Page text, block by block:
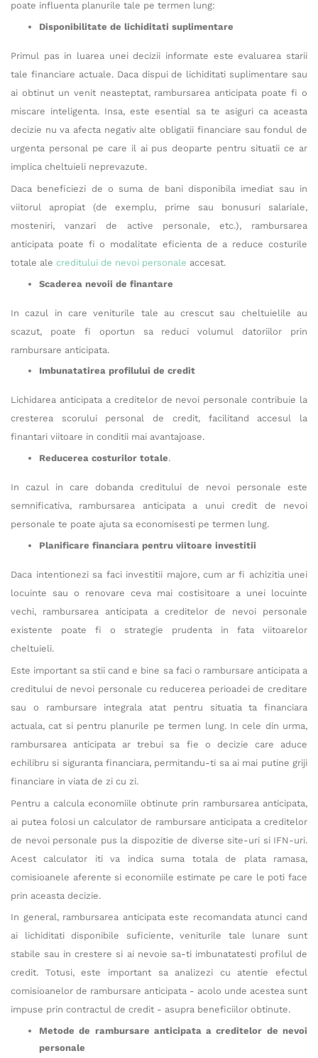
poate influenta planurile tale pe termen lung:
Disponibilitate de lichiditati suplimentare
Primul pas in luarea unei decizii informate este evaluarea starii
tale financiare actuale. Daca dispui de lichiditati suplimentare sau
ai obtinut un venit neasteptat, rambursarea anticipata poate fi o
miscare inteligenta. Insa, este esential sa te asiguri ca aceasta
decizie nu va afecta negativ alte obligatii financiare sau fondul de
urgenta personal pe care il ai pus deoparte pentru situatii ce ar
implica cheltuieli neprevazute.
Daca beneficiezi de o suma de bani disponibila imediat sau in
viitorul apropiat (de exemplu, prime sau bonusuri salariale,
mosteniri, vanzari de active personale, etc.), rambursarea
anticipata poate fi o modalitate eficienta de a reduce costurile
totale ale creditului de nevoi personale accesat.
Scaderea nevoii de finantare
In cazul in care veniturile tale au crescut sau cheltuielile au
scazut, poate fi oportun sa reduci volumul datoriilor prin
rambursare anticipata.
Imbunatatirea profilului de credit
Lichidarea anticipata a creditelor de nevoi personale contribuie la
cresterea scorului personal de credit, facilitand accesul la
finantari viitoare in conditii mai avantajoase.
Reducerea costurilor totale.
In cazul in care dobanda creditului de nevoi personale este
semnificativa, rambursarea anticipata a unui credit de nevoi
personale te poate ajuta sa economisesti pe termen lung.
Planificare financiara pentru viitoare investitii
Daca intentionezi sa faci investitii majore, cum ar fi achizitia unei
locuinte sau o renovare ceva mai costisitoare a unei locuinte
vechi, rambursarea anticipata a creditelor de nevoi personale
existente poate fi o strategie prudenta in fata viitoarelor
cheltuieli.
Este important sa stii cand e bine sa faci o rambursare anticipata a
creditului de nevoi personale cu reducerea perioadei de creditare
sau o rambursare integrala atat pentru situatia ta financiara
actuala, cat si pentru planurile pe termen lung. In cele din urma,
rambursarea anticipata ar trebui sa fie o decizie care aduce
echilibru si siguranta financiara, permitandu-ti sa ai mai putine griji
financiare in viata de zi cu zi.
Pentru a calcula economiile obtinute prin rambursarea anticipata,
ai putea folosi un calculator de rambursare anticipata a creditelor
de nevoi personale pus la dispozitie de diverse site-uri si IFN-uri.
Acest calculator iti va indica suma totala de plata ramasa,
comisioanele aferente si economiile estimate pe care le poti face
prin aceasta decizie.
In general, rambursarea anticipata este recomandata atunci cand
ai lichiditati disponibile suficiente, veniturile tale lunare sunt
stabile sau in crestere si ai nevoie sa-ti imbunatatesti profilul de
credit. Totusi, este important sa analizezi cu atentie efectul
comisioanelor de rambursare anticipata - acolo unde acestea sunt
impuse prin contractul de credit - asupra beneficiilor obtinute.
Metode de rambursare anticipata a creditelor de nevoi
personale